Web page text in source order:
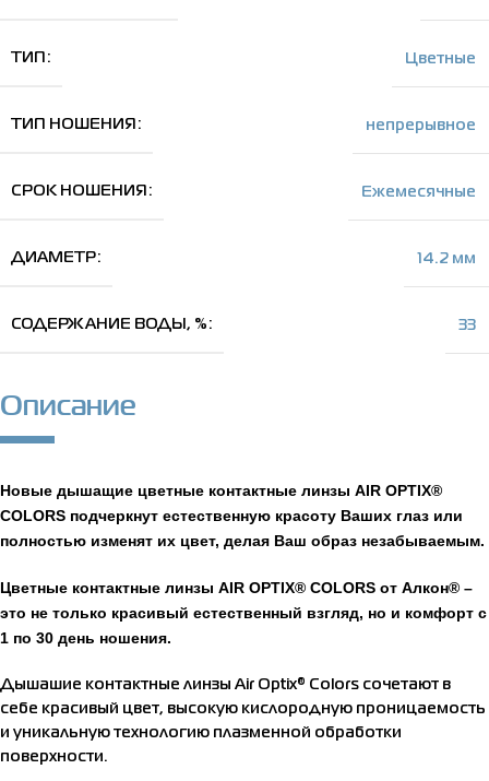
ТИП Цветные
ТИП НОШЕНИЯ непрерывное
СРОК НОШЕНИЯ Ежемесячные
ДИАМЕТР 14.2 мм
СОДЕРЖАНИЕ ВОДЫ, % 33
Описание
Новые дышащие цветные контактные линзы AIR OPTIX®
COLORS подчеркнут естественную красоту Ваших глаз или
полностью изменят их цвет, делая Ваш образ незабываемым.
Цветные контактные линзы AIR OPTIX® COLORS от Алкон® –
это не только красивый естественный взгляд, но и комфорт с
1 по 30 день ношения.
Дышашие контактные линзы Air Optix® Colors сочетают в
себе красивый цвет, высокую кислородную проницаемость
и уникальную технологию плазменной обработки
поверхности.